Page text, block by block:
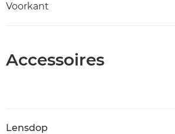
Voorkant
Accessoires
Lensdop